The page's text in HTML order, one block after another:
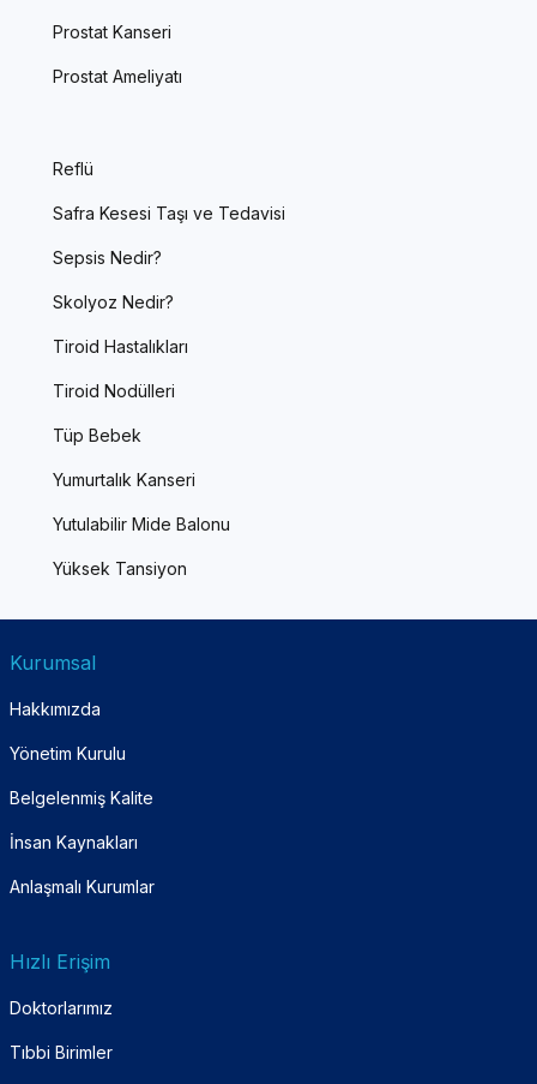
Prostat Kanseri
Prostat Ameliyatı
Reflü
Safra Kesesi Taşı ve Tedavisi
Sepsis Nedir?
Skolyoz Nedir?
Tiroid Hastalıkları
Tiroid Nodülleri
Tüp Bebek
Yumurtalık Kanseri
Yutulabilir Mide Balonu
Yüksek Tansiyon
Kurumsal
Hakkımızda
Yönetim Kurulu
Belgelenmiş Kalite
İnsan Kaynakları
Anlaşmalı Kurumlar
Hızlı Erişim
Doktorlarımız
Tıbbi Birimler